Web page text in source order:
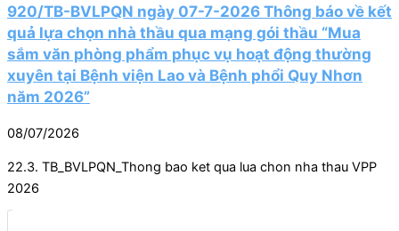
920/TB-BVLPQN ngày 07-7-2026 Thông báo về kết
quả lựa chọn nhà thầu qua mạng gói thầu “Mua
sắm văn phòng phẩm phục vụ hoạt động thường
xuyên tại Bệnh viện Lao và Bệnh phổi Quy Nhơn
năm 2026”
08/07/2026
22.3. TB_BVLPQN_Thong bao ket qua lua chon nha thau VPP
2026